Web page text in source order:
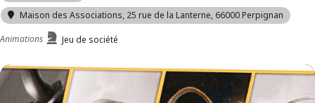
Maison des Associations, 25 rue de la Lanterne, 66000 Perpignan
Animations
Jeu de société